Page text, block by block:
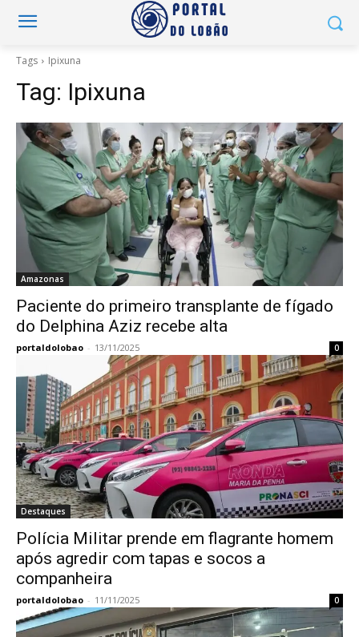
Tags Ipixuna
Tag: Ipixuna
Amazonas
Paciente do primeiro transplante de fígado
do Delphina Aziz recebe alta
portaldolobao - 13/11/2025 0
Destaques
Polícia Militar prende em flagrante homem
após agredir com tapas e socos a
companheira
portaldolobao - 11/11/2025 0